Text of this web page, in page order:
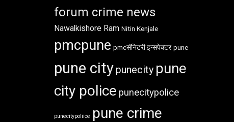
forum crime news
Nawalkishore Ram Nitin Kenjale
pmcpune pmcसॅनिटरी इन्सपेक्टर pune
pune city punecity pune
city police punecitypolice
punecitypoliice pune crime